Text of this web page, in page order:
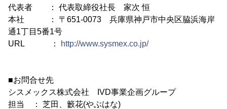
代表者 ： 代表取締役社長 家次 恒
本社 ： 〒651-0073 兵庫県神戸市中央区脇浜海岸
通1丁目5番1号
URL ：
http://www.sysmex.co.jp/
■お問合せ先
シスメックス株式会社 IVD事業企画グループ
担当 ： 芝田、籔花(やぶはな)